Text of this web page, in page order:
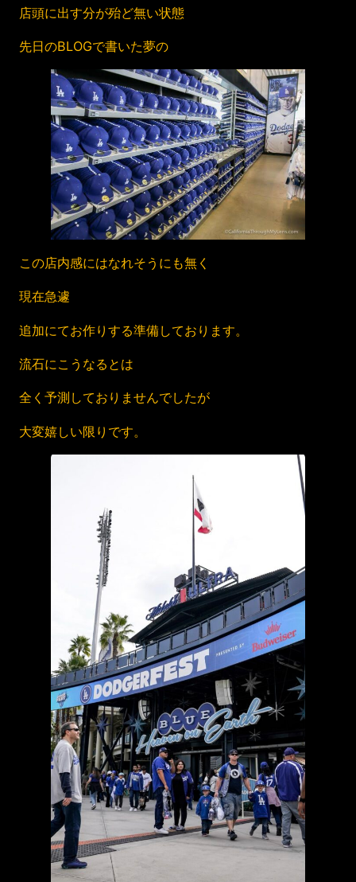
店頭に出す分が殆ど無い状態
先日のBLOGで書いた夢の
この店内感にはなれそうにも無く
現在急遽
追加にてお作りする準備しております。
流石にこうなるとは
全く予測しておりませんでしたが
大変嬉しい限りです。